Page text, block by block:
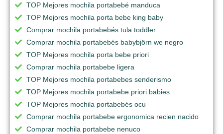
TOP Mejores mochila portabebé manduca
TOP Mejores mochila porta bebe king baby
Comprar mochila portabebés tula toddler
Comprar mochila portabebés babybjörn we negro
TOP Mejores mochila porta bebe priori
Comprar mochila portabebe ligera
TOP Mejores mochila portabebes senderismo
TOP Mejores mochila portabebe priori babies
TOP Mejores mochila portabebés ocu
Comprar mochila portabebe ergonomica recien nacido
Comprar mochila portabebe nenuco